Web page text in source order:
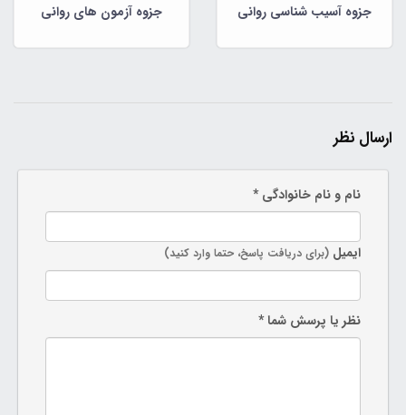
جزوه آسیب شناسی روانی جزوه آزمون های روانی
ارسال نظر
نام و نام خانوادگی *
ایمیل (برای دریافت پاسخ، حتما وارد کنید)
نظر یا پرسش شما *